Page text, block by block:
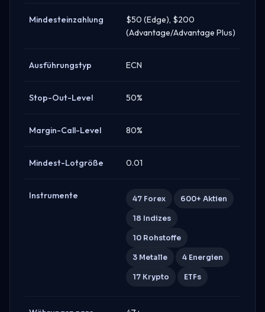
Mindesteinzahlung
$50 (Edge), $200
(Advantage/Advantage Plus)
Ausführungstyp ECN
Stop-Out-Level 50%
Margin-Call-Level 80%
Mindest-Lotgröße 0.01
Instrumente 47 Forex 600+ Aktien
18 Indizes
10 Rohstoffe
3 Metalle 4 Energien
17 Krypto ETFs